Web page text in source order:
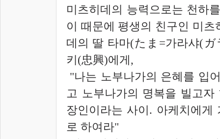
미츠히데의 능력으로는 천하
이 때문에 평생의 친구인 미
데의 딸 타마(たま=가라샤(
키(忠興)에게,
"나는 노부나가의 은혜를 입
고 노부나가의 명복을 빌고
장인이라는 사이. 아케치에
로 하여라"